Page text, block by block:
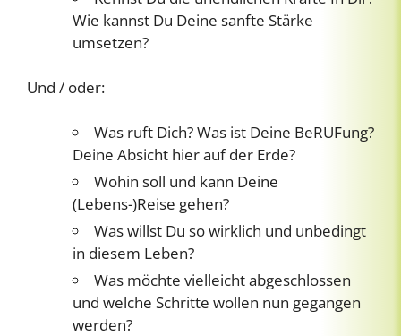
Wie kannst Du Deine sanfte Stärke
umsetzen?
Und / oder:
Was ruft Dich? Was ist Deine BeRUFung?
Deine Absicht hier auf der Erde?
Wohin soll und kann Deine
(Lebens-)Reise gehen?
Was willst Du so wirklich und unbedingt
in diesem Leben?
Was möchte vielleicht abgeschlossen
und welche Schritte wollen nun gegangen
werden?